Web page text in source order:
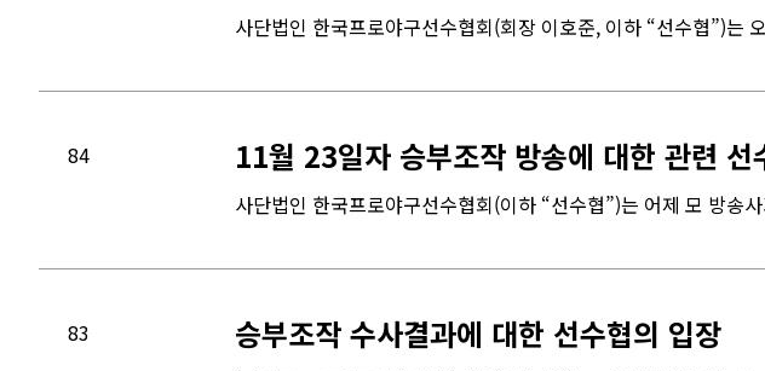
사단법인 한국프로야구선수협회(회장 이호준, 이하 “선수협”)는
84 11월 23일자 승부조작 방송에 대한 관련 선
사단법인 한국프로야구선수협회(이하 “선수협”)는 어제 모 방송
83 승부조작 수사결과에 대한 선수협의 입장